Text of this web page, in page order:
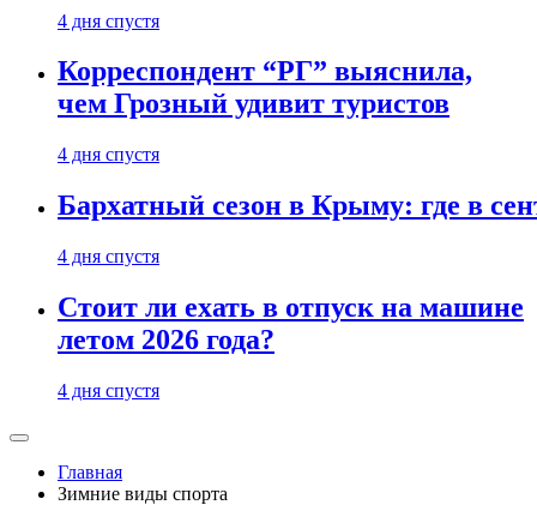
4 дня спустя
Корреспондент “РГ” выяснила,
чем Грозный удивит туристов
4 дня спустя
Бархатный сезон в Крыму: где в
4 дня спустя
Стоит ли ехать в отпуск на машине
летом 2026 года?
4 дня спустя
Главная
Зимние виды спорта